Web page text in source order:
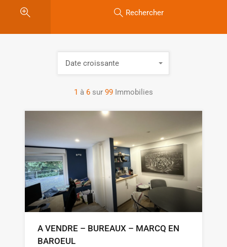
Rechercher
1 à 6 sur 99 Immobilies
Date croissante
A VENDRE – BUREAUX – MARCQ EN
BAROEUL